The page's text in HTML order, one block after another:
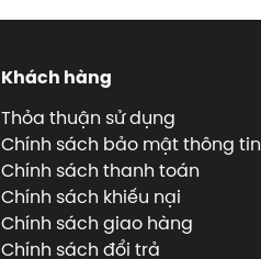
Khách hàng
Thỏa thuận sử dụng
Chính sách bảo mật thông tin
Chính sách thanh toán
Chính sách khiếu nại
Chính sách giao hàng
Chính sách đổi trả